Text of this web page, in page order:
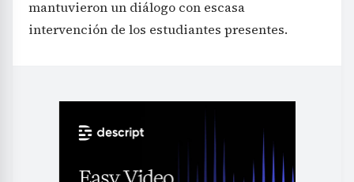
mantuvieron un diálogo con escasa
intervención de los estudiantes presentes.